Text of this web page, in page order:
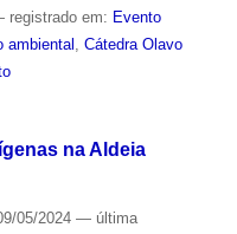
registrado em: Evento
ambiental
Cátedra Olavo
na Aldeia
05/2024 — última